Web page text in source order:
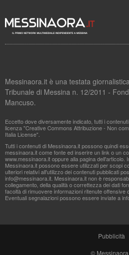
Messinaora.it è una testata
Tribunale di Messina n. 12/2011 -
Mancuso.
Eccetto dove diversamente indicato, tutti i
licenza "Creative Commons Attribuzione - Non
Italia License".
Tutti i contenuti di Messinaora.it possono quindi
messinaora.it come fonte ed inserire un link o un
www.messinaora.it oppure alla pagina dell'articolo.
Messinaora.it possono essere utilizzati per scopi
ulteriori relativi all'utilizzo dei contenuti pubblicati
info@messinaora.it . Messinaora.it non è
collegamento, della qualità o correttezza dei dati
facoltà di rimuovere informazioni ritenute offensive
Eventuali segnalazioni possono essere inviate a
Pubblicità
©